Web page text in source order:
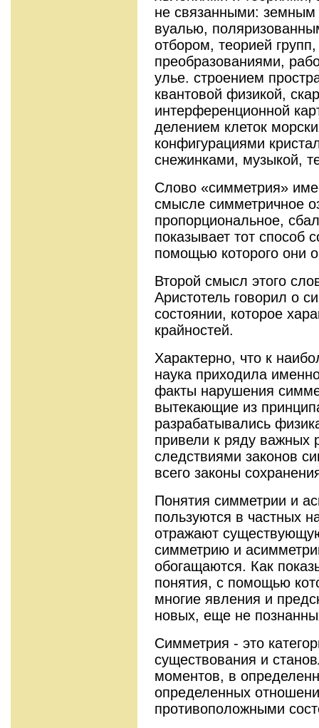
не связанными: земным
вуалью,
отбором, теорией
преобразованиями,
улье. строением
квантовой физикой,
интерференционной
делением клеток
конфигурациями
снежинками, музыкой,
Слово «симметрия»
смысле симметричное
пропорциональное,
показывает тот способ
помощью которого они
Второй смысл этого
Аристотель говорил о
состоянии, которое
крайностей.
Характерно, что к
наука приходила
факты нарушения
вытекающие из
разрабатывались
привели к ряду важных
следствиями законов
всего законы
Понятия симметрии и
пользуются в частных
отражают
симметрию и
обогащаются. Как
понятия, с помощью
многие явления и
новых, еще не
Симметрия - это
существования и
моментов, в
определенных
противоположными